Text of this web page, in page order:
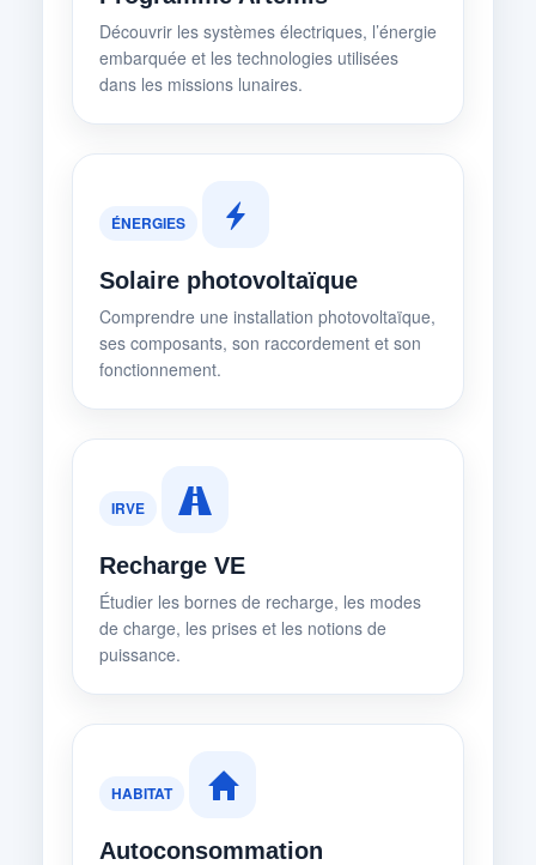
Découvrir les systèmes électriques, l’énergie
embarquée et les technologies utilisées
dans les missions lunaires.
ÉNERGIES
Solaire photovoltaïque
Comprendre une installation photovoltaïque,
ses composants, son raccordement et son
fonctionnement.
IRVE
Recharge VE
Étudier les bornes de recharge, les modes
de charge, les prises et les notions de
puissance.
HABITAT
Autoconsommation